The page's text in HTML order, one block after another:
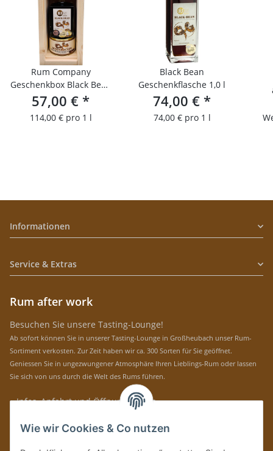
Rum Company
Geschenkbox Black Bean
0,5 l + Dosenkuchen
57,00 € *
114,00 € pro 1 l
Black Bean
Geschenkflasche 1,0 l
74,00 € *
74,00 € pro 1 l
Informationen
Service & Extras
Rum after work
Besuchen Sie unsere Tasting-Lounge!
Ab sofort können Sie in unserer Tasting-Lounge in Großheubach unser Rum-
Sortiment verkosten. Zur Zeit haben wir ca. 300 Sorten für Sie geöffnet.
Geniessen Sie in ungezwungener Atmosphäre Ihren Lieblings-Rum oder lassen
Sie sich von uns durch die Welt des Rums führen.
» Infos, Anfahrt und Öffnungszeiten
Immer auf dem Laufenden mit unseren aktuellen Rum-News!
Wie wir Cookies & Co nutzen